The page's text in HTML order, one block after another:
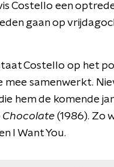
Costello een
gaan op
Costello op het
samenwerkt.
hem de komende
Chocolate (1986). Zo
I Want You.